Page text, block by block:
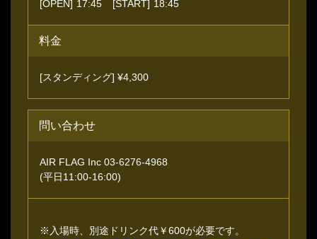
[OPEN] 17:45 [START] 18:45
料金
[スタンディング] ¥4,300
問い合わせ
AIR FLAG Inc 03-6276-4968
(平日11:00-16:00)
※入場時、別途ドリンク代￥600が必要です。